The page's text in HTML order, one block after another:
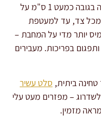
טיגון מוקפד: מחממים שמן קנולה בגובה כמעט 1 ס"מ על
מטגנים 2-3 דקות מכל צד, עד למעטפת
יותר מדי על המחבת –
בפריכות. מעבירים
ביתית, סלט עשיר
– מפזרים מעט עלי
מזמין.